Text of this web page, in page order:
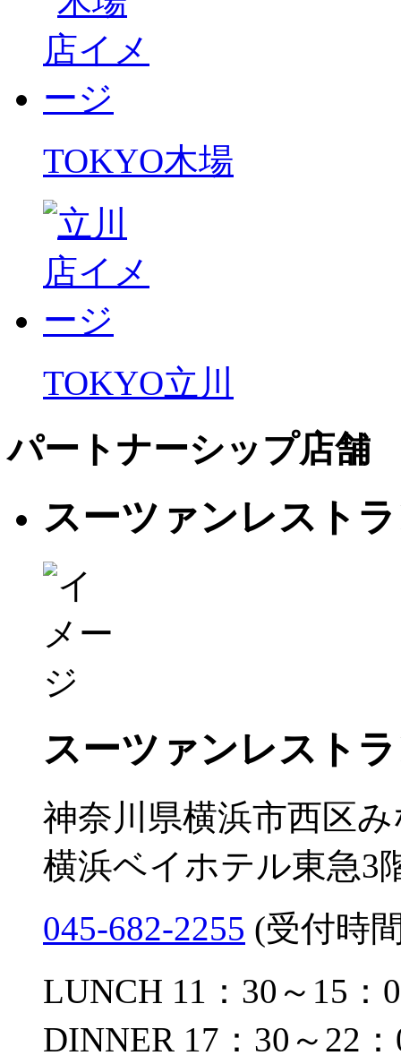
TOKYO木場
TOKYO立川
パートナーシップ店舗
スーツァンレスト
スーツァンレスト
神奈川県横浜市西区
横浜ベイホテル東急3
045-682-2255 (受付時
LUNCH 11：30～15：
DINNER 17：30～22